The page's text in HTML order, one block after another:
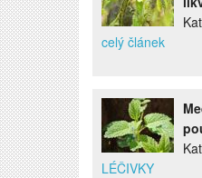
celý článek
LÉČIVKY